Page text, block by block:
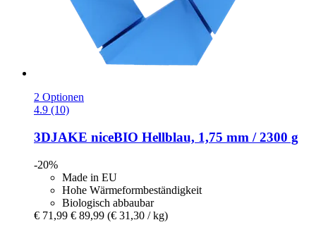
2 Optionen
4.9 (10)
3DJAKE niceBIO Hellblau, 1,75 mm / 2300 g
-20%
Made in EU
Hohe Wärmeformbeständigkeit
Biologisch abbaubar
€ 71,99 € 89,99 (€ 31,30 / kg)